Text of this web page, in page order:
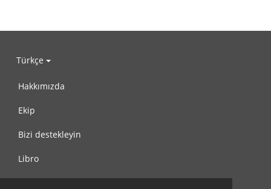
Türkçe
Hakkımızda
Ekip
Bizi destekleyin
Libro